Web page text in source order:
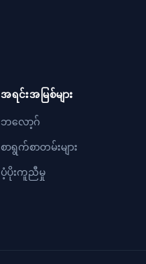
အရင်းအမြစ်များ
ဘလော့ဂ်
စာရွက်စာတမ်းများ
ပံ့ပိုးကူညီမှု